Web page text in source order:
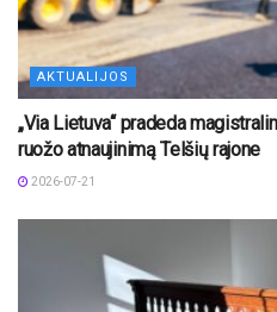
AKTUALIJOS
„Via Lietuva“ pradeda
ruožo atnaujinimą Telšių rajone
2026-07-21